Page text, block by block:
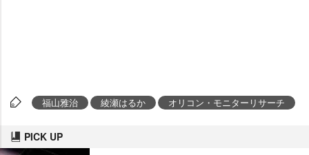
福山雅治 綾瀬はるか オリコン・モニターリサーチ
PICK UP